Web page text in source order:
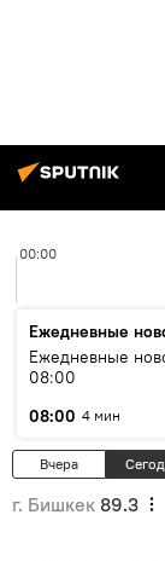
00:00
Ежедневные
Ежедневные
08:00
08:00 4 мин
Вчера
г. Бишкек 89.3